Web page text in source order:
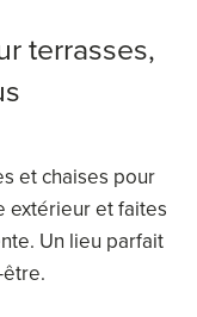
terrasses,
et chaises pour
extérieur et faites
Un lieu parfait